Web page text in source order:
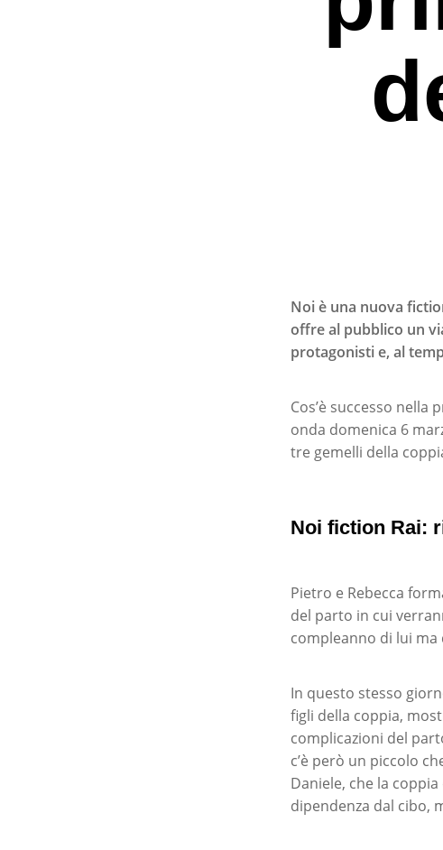
Premi invio per cercare
Noi è una nuova
offre al pubblico un
protagonisti e, al
Cos’è successo
onda domenica 6
tre gemelli della
Noi fiction Rai:
Pietro e Rebecca
del parto in cui
compleanno di lui ma
In questo stesso
figli della coppia,
complicazioni del
c’è però un piccolo
Daniele, che la
dipendenza dal cibo,